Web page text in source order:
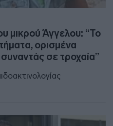
μικρού Άγγελου: “Το
ορισμένα
σε τροχαία”